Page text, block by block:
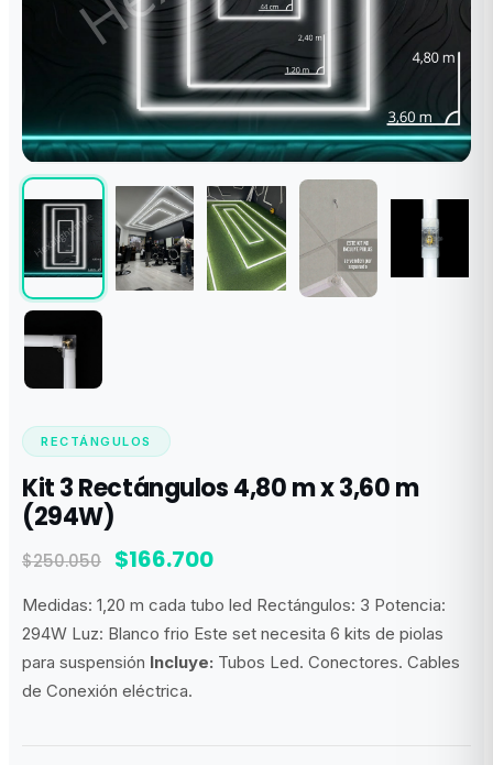
RECTÁNGULOS
Kit 3 Rectángulos 4,80 m x 3,60 m
(294W)
$250.050
El
original
era:
$250.050.
$166.700El
actual
es:
$166.700.
Medidas: 1,20 m cada tubo led Rectángulos: 3 Potencia:
294W Luz: Blanco frio Este set necesita 6 kits de piolas
para suspensión Incluye: Tubos Led. Conectores. Cables
de Conexión eléctrica.